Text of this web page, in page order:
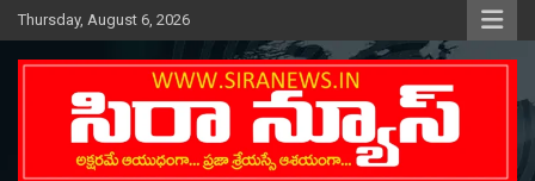
Skip
to
content
Thursday, August 6, 2026